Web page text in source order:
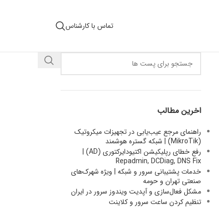
تماس با کارشناس
اخرین مطالب
راهنمای مرجع عیب‌یابی در تجهیزات میکروتیک
(MikroTik) | شبکه گستره هوشمند
رفع خطای رپلیکیشن اکتیودایرکتوری (AD) |
Repadmin, DCDiag, DNS Fix
خدمات پشتیبانی سرور و شبکه | ویژه شهرک‌های
صنعتی تهران و حومه
مشکل فعال‌سازی و آپدیت ویندوز سرور در ایران
تنظیم کردن ساعت سرور و کلاینت